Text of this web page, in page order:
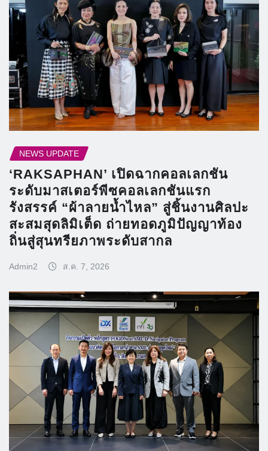
NEWS UPDATE
‘RAKSAPHAN’ เปิดฉากคอลเลกชัน
ระดับมาสเตอร์พีซคอลเลกชันแรก
รังสรรค์ “ผ้าลายน้ำไหล” สู่ชิ้นงานศิลปะ
สะสมสุดลิมิเต็ด ถ่ายทอดภูมิปัญญาท้อง
ถิ่นสู่สุนทรียภาพระดับสากล
Admin2 ส.ค. 7, 2026